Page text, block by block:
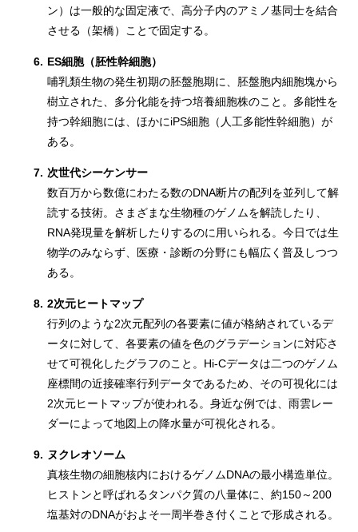
ン）は一般的な固定液で、高分子内のアミノ基同士を結合
させる（架橋）ことで固定する。
6. ES細胞（胚性幹細胞）
哺乳類生物の発生初期の胚盤胞期に、胚盤胞内細胞塊から
樹立された、多分化能を持つ培養細胞株のこと。多能性を
持つ幹細胞には、ほかにiPS細胞（人工多能性幹細胞）が
ある。
7. 次世代シーケンサー
数百万から数億にわたる数のDNA断片の配列を並列して解
読する技術。さまざまな生物種のゲノムを解読したり、
RNA発現量を解析したりするのに用いられる。今日では生
物学のみならず、医療・診断の分野にも幅広く普及しつつ
ある。
8. 2次元ヒートマップ
行列のような2次元配列の各要素に値が格納されているデ
ータに対して、各要素の値を色のグラデーションに対応さ
せて可視化したグラフのこと。Hi-Cデータは二つのゲノム
座標間の近接確率行列データであるため、その可視化には
2次元ヒートマップが使われる。身近な例では、雨雲レー
ダーによって地図上の降水量が可視化される。
9. ヌクレオソーム
真核生物の細胞核内におけるゲノムDNAの最小構造単位。
ヒストンと呼ばれるタンパク質の八量体に、約150～200
塩基対のDNAがおよそ一周半巻き付くことで形成される。